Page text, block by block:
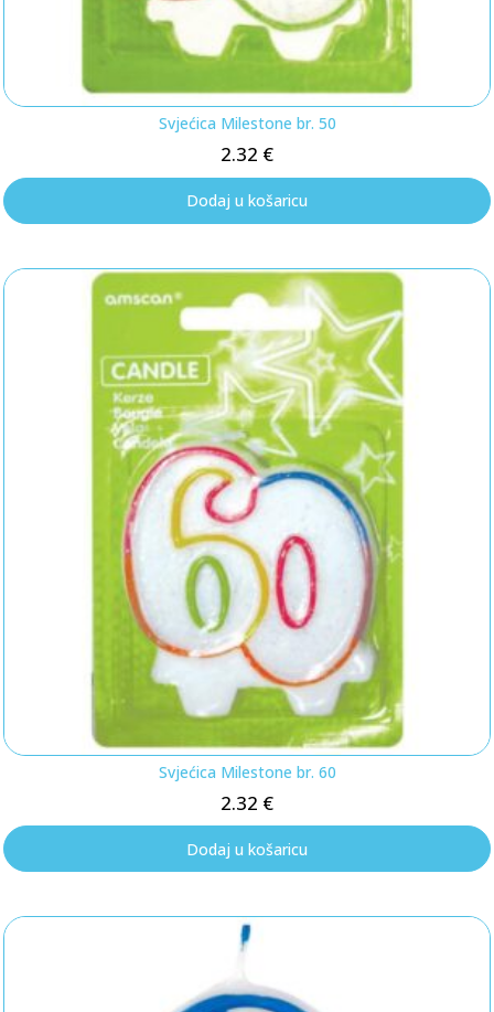
Svjećica Milestone br. 50
2.32 €
Dodaj u košaricu
Svjećica Milestone br. 60
2.32 €
Dodaj u košaricu